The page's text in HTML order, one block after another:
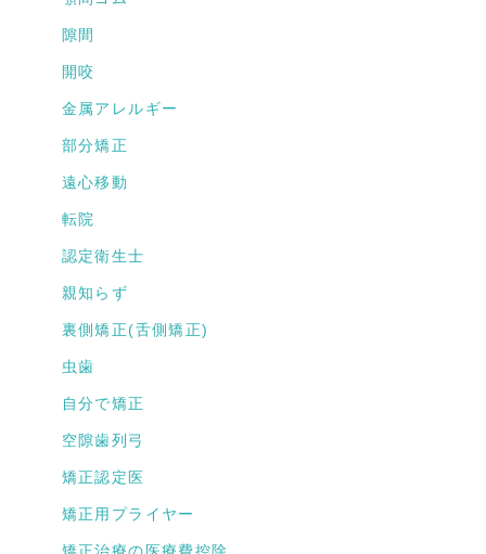
隙間
開咬
金属アレルギー
部分矯正
遠心移動
転院
認定衛生士
親知らず
裏側矯正(舌側矯正)
虫歯
自分で矯正
空隙歯列弓
矯正認定医
矯正用プライヤー
矯正治療の医療費控除